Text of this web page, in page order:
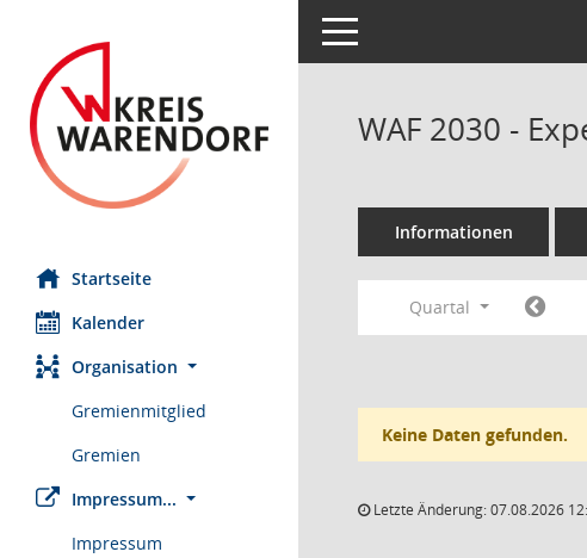
Startseite
Kalender
Organisation
Gremienmitglied
Gremien
Impressum...
Impressum
Toggle navigation
WAF 2030 -
Informationen
Quartal
Keine Daten gefunden.
Letzte Änderung: 07.08.2026